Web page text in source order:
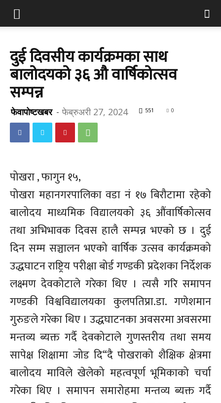
दुई दिवसीय कार्यक्रमका साथ
बालोदयको ३६ औ वार्षिकोत्सव
सम्पन्न
फेवापोष्टखबर - फेब्रुअरी 27, 2024 551 0
पोखरा , फागुन १५,
पोखरा महानगरपालिका वडा नं १७ बिरौटामा रहेको
बालोदय माध्यमिक विद्यालयको ३६ औंवार्षिकोत्सव
तथा अभिभावक दिवस हालै सम्पन्न भएको छ । दुई
दिन सम्म सञ्चालन भएको वार्षिक उत्सव कार्यक्रमको
उद्धघाटन राष्ट्रिय परीक्षा बोर्ड गण्डकी प्रदेशका निर्देशक
लक्ष्मण देवकोटाले गरेका थिए । त्यसै गरि समापन
गण्डकी विश्वविद्यालयका कुलपतिप्रा.डा. गणेशमान
गुरुङले गरेका थिए । उद्धघाटनका अवसरमा अवसरमा
मन्तव्य ब्यक्त गर्दै देवकोटाले गुणस्तरीय तथा समय
सापेक्ष शिक्षामा जोड दि“दै पोखराको शैक्षिक क्षेत्रमा
बालोदय माविले खेलेको महत्वपूर्ण भूमिकाको चर्चा
गरेका थिए । समापन समारोहमा मन्तव्य ब्यक्त गर्दै